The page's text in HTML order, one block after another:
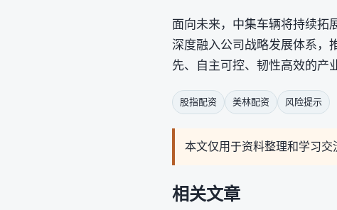
面向未来，中集车辆将持续拓
深度融入公司战略发展体系，
先、自主可控、韧性高效的产
股指配资 美林配资 风险提示
本文仅用于资料整理和学习交
相关文章